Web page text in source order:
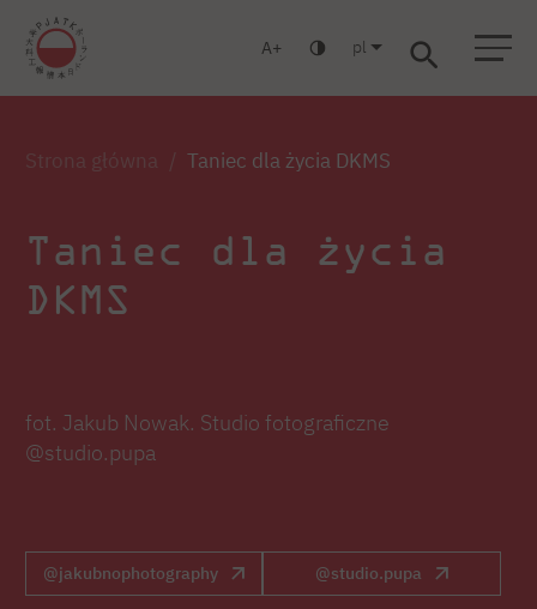
Warszawa Gdańsk Liceum Studia podyplomowe Studia MBA
A pl
Zaloguj się
Strona główna Taniec dla życia DKMS
Taniec dla życia
DKMS
fot. Jakub Nowak. Studio fotograficzne
@studio.pupa
@jakubnophotography @studio.pupa